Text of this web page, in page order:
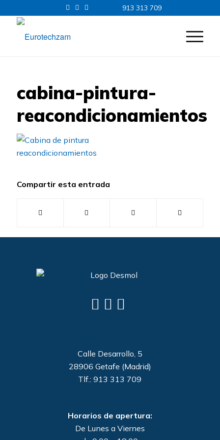
913 313 709
cabina-pintura-
reacondicionamientos
Compartir esta entrada
Calle Desarrollo, 5
28906 Getafe (Madrid)
Tlf.: 913 313 709
Horarios de apertura:
De Lunes a Viernes